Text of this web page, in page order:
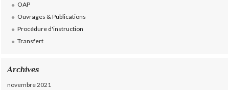
OAP
Ouvrages & Publications
Procédure d'instruction
Transfert
Archives
novembre 2021